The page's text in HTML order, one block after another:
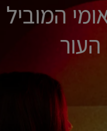
המוביל
העור